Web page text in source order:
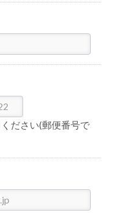
ださい(郵便番号で